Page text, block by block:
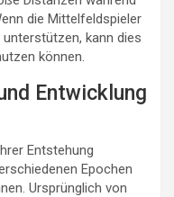
die Mittelfeldspieler
kann dies
können.
Entwicklung
Entstehung
Epochen
Ursprünglich von